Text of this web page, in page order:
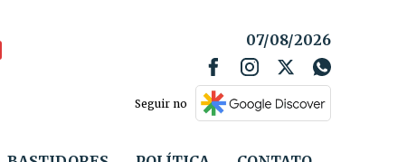
07/08/2026
Seguir no